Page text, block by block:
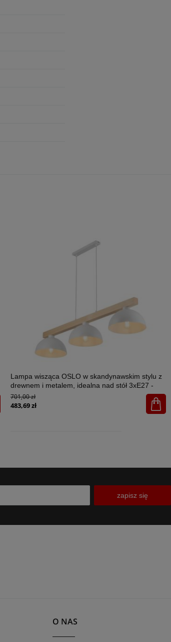
Lampa wisząca OSLO w skandynawskim stylu z
drewnem i metalem, idealna nad stół 3xE27 -
4712
701,00 zł
483,69 zł
zapisz się
O NAS